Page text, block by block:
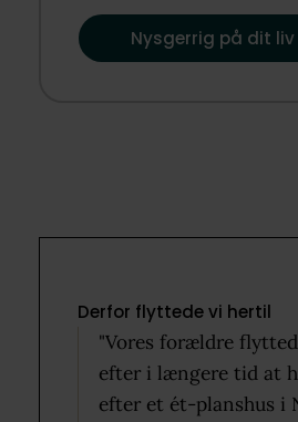
Nysgerrig på dit liv
Derfor flyttede vi hertil
"Vores forældre
efter i længere tid at
efter et ét-planshus i